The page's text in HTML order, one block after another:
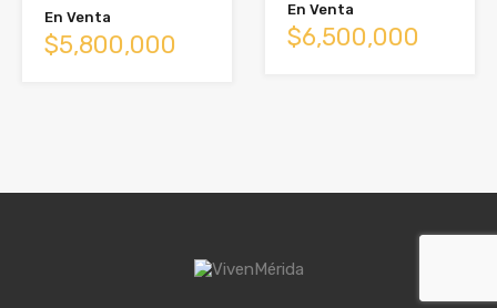
En Venta
$5,800,000
En Venta
$6,500,000